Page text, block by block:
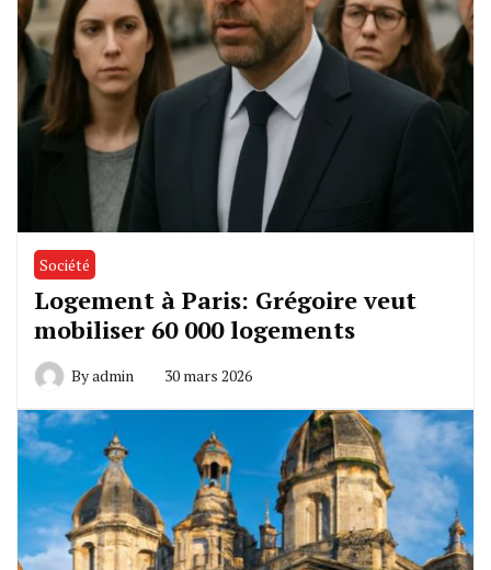
Société
Logement à Paris: Grégoire veut
mobiliser 60 000 logements
Byadmin 30 mars 2026